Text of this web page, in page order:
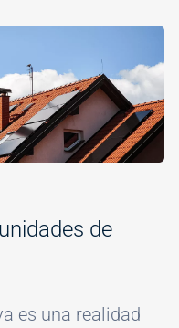
de
es una realidad